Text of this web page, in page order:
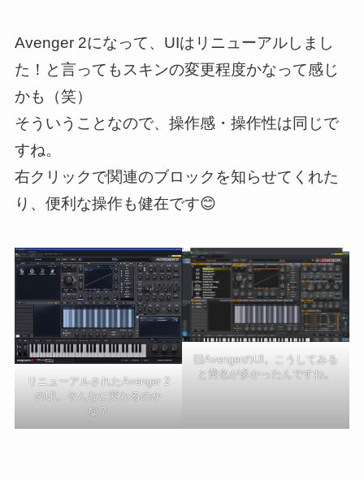
Avenger 2になって、UIはリニューアルしまし
た！と言ってもスキンの変更程度かなって感じ
かも（笑）
そういうことなので、操作感・操作性は同じで
すね。
右クリックで関連のブロックを知らせてくれた
り、便利な操作も健在です😊
リニューアルされたAvenger 2
のUI。そんなに変わるのか
な？
旧AvengerのUI。こうしてみる
と黄色が多かったんですね。